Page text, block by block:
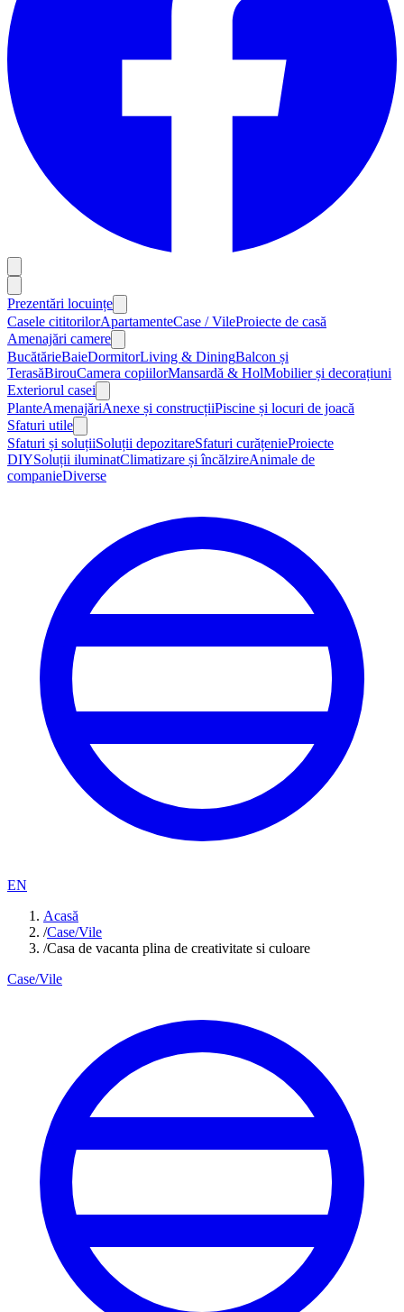
Prezentări locuințe
Casele cititorilorApartamenteCase / VileProiecte de casă
Amenajări camere
BucătărieBaieDormitorLiving & DiningBalcon și
TerasăBirouCamera copiilorMansardă & HolMobilier și decorațiuni
Exteriorul casei
PlanteAmenajăriAnexe și construcțiiPiscine și locuri de joacă
Sfaturi utile
Sfaturi și soluțiiSoluții depozitareSfaturi curățenieProiecte
DIYSoluții iluminatClimatizare și încălzireAnimale de
companieDiverse
EN
Acasă
/Case/Vile
/Casa de vacanta plina de creativitate si culoare
Case/Vile